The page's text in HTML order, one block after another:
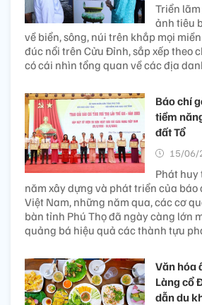
Triển
ảnh tiêu
về biển, sông, núi trên khắp mọi
đúc nổi trên Cửu Đỉnh, sắp xếp theo
có cái nhìn tổng quan về các địa
Báo chí
tiềm
đất Tổ
15/06/
Phát
năm xây dựng và phát triển của báo
Việt Nam, những năm qua, các cơ
bàn tỉnh Phú Thọ đã ngày càng lớn
quảng bá hiệu quả các thành tựu
Văn hóa
Làng cổ
dẫn du